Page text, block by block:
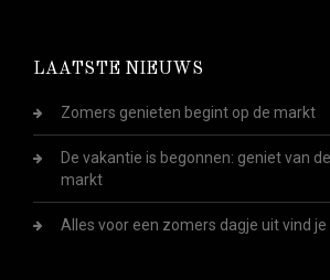
LAATSTE NIEUWS
Zomers genieten begint op de markt
De vakantie is begonnen: geniet van
markt
Alles voor een zomers dagje uit vind